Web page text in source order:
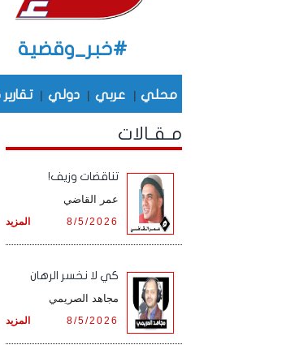
#خبر_وقضية
محلي | عربي | دولي |
مـقـالات
تناقضات وزيف!
عمر القاضي
المزيد 8/5/2026
كي لا نخسر الرهان
مجاهد الصريمي
المزيد 8/5/2026